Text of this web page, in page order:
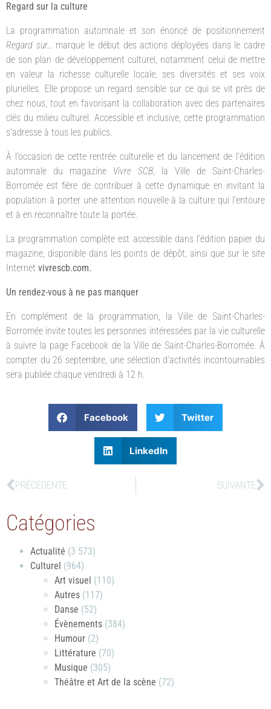
Regard sur la culture
La programmation automnale et son énoncé de positionnement
Regard sur… marque le début des actions déployées dans le cadre
de son plan de développement culturel, notamment celui de mettre
en valeur la richesse culturelle locale, ses diversités et ses voix
plurielles. Elle propose un regard sensible sur ce qui se vit près de
chez nous, tout en favorisant la collaboration avec des partenaires
clés du milieu culturel. Accessible et inclusive, cette programmation
s’adresse à tous les publics.
À l’occasion de cette rentrée culturelle et du lancement de l’édition
automnale du magazine Vivre SCB, la Ville de Saint-Charles-
Borromée est fière de contribuer à cette dynamique en invitant la
population à porter une attention nouvelle à la culture qui l’entoure
et à en reconnaître toute la portée.
La programmation complète est accessible dans l’édition papier du
magazine, disponible dans les points de dépôt, ainsi que sur le site
Internet vivrescb.com.
Un rendez-vous à ne pas manquer
En complément de la programmation, la Ville de Saint-Charles-
Borromée invite toutes les personnes intéressées par la vie culturelle
à suivre la page Facebook de la Ville de Saint-Charles-Borromée. À
compter du 26 septembre, une sélection d’activités incontournables
sera publiée chaque vendredi à 12 h.
Facebook Twitter
LinkedIn
PRÉCÉDENTE SUIVANTE
Catégories
Actualité (3 573)
Culturel (964)
Art visuel (110)
Autres (117)
Danse (52)
Évènements (384)
Humour (2)
Littérature (70)
Musique (305)
Théâtre et Art de la scène (72)